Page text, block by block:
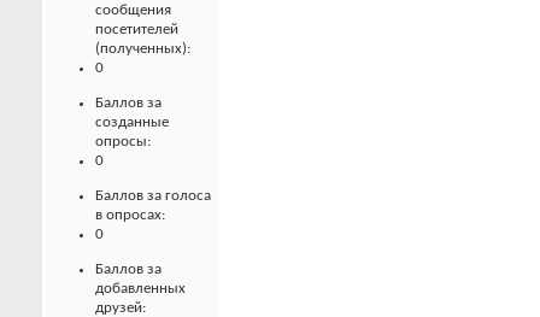
сообщения
посетителей
(полученных):
0
Баллов за
созданные
опросы:
0
Баллов за голоса
в опросах:
0
Баллов за
добавленных
друзей: